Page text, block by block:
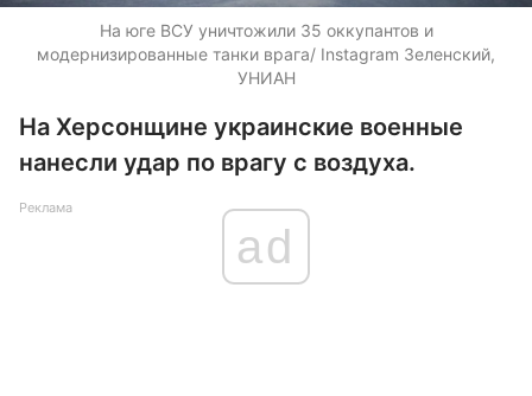
На юге ВСУ уничтожили 35 оккупантов и
модернизированные танки врага/ Instagram Зеленский,
УНИАН
На Херсонщине украинские военные
нанесли удар по врагу с воздуха.
Реклама
ad